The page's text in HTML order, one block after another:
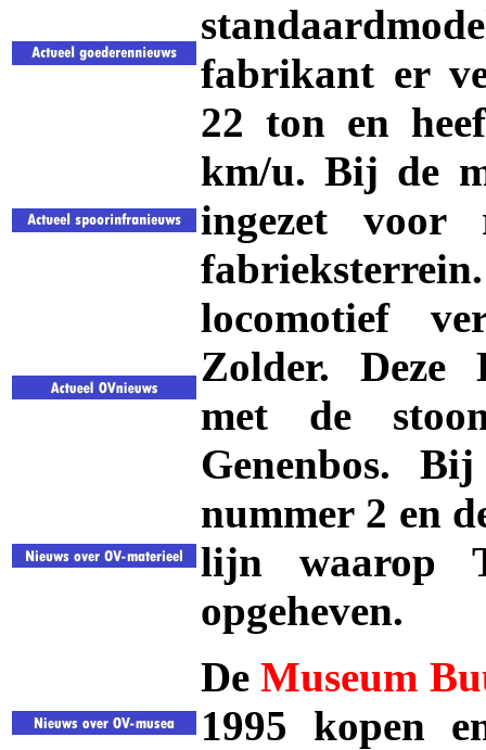
fabrikant er
22 ton en
km/u. Bij de
ingezet voor
locomotief
Zolder. Deze
met de
Genenbos.
nummer 2 en
lijn waarop
opgeheven.
DeMuseum
1995 kopen